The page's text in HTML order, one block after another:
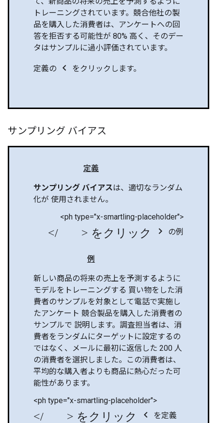
トレーニングされています。競合他社の製
品を購入した消費者は、アンケートへの回
答を拒否する可能性が 80% 高く、そのデー
タはサンプルに過小評価されています。
定義の chevron_left をクリックします。
サンプリング バイアス
定義
サンプリング バイアスは、適切なランダム
化が 使用されません。
<ph type="x-smartling-placeholder">
</ph> をクリック chevron_right の例
例
新しい商品の将来の売上を予測するように
モデルをトレーニングする 買い物をした消
費者のサンプルを対象として電話で実施し
たアンケート 競合製品を購入した消費者の
サンプルで 説明します。調査担当者は、消
費者をランダムにターゲットに設定するの
ではなく、メールに最初に返信した 200 人
の消費者を選択しました。この消費者は、
平均的な購入者よりも商品に熱心だった可
能性があります。
<ph type="x-smartling-placeholder">
</ph> をクリック chevron_left
を定義